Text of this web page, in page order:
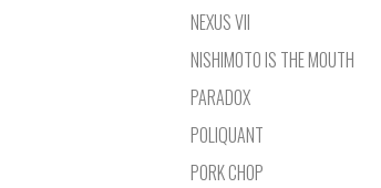
NEXUS VII
NISHIMOTO IS THE MOUTH
PARADOX
POLIQUANT
PORK CHOP